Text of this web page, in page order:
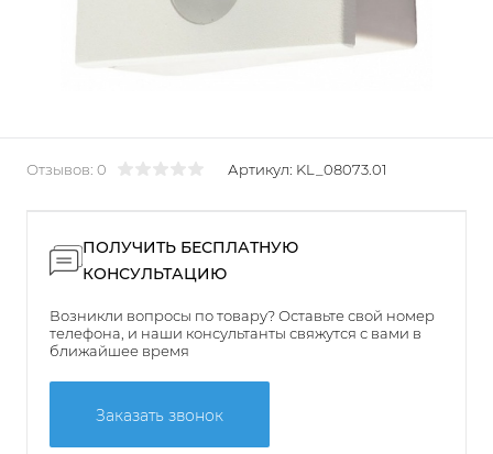
Отзывов: 0 Артикул: KL_08073.01
ПОЛУЧИТЬ БЕСПЛАТНУЮ
КОНСУЛЬТАЦИЮ
Возникли вопросы по товару? Оставьте свой номер
телефона, и наши консультанты свяжутся с вами в
ближайшее время
Заказать звонок